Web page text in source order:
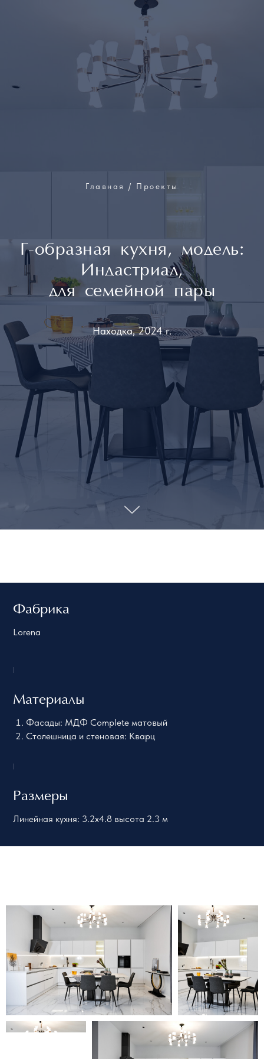
Главная / Проекты
Г-образная кухня, модель:
Индастриал,
для семейной пары
Находка, 2024 г.
Фабрика
Lorena
Материалы
Фасады: МДФ Complete матовый
Столешница и стеновая: Кварц
Размеры
Линейная кухня: 3.2х4.8 высота 2.3 м